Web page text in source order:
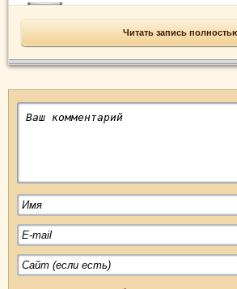
Читать запись